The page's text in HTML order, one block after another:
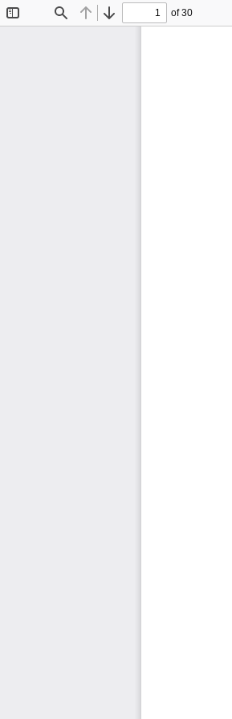
Find Previous
Next
of 30